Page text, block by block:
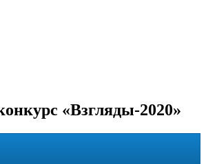
«Взгляды-2020»